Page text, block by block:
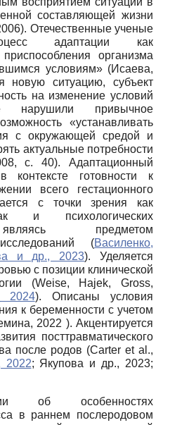
составляющей жизни
Отечественные ученые
адаптации как
организма
условиям» (Исаева,
ситуацию, субъект
на изменение условий
нарушили привычное
«устанавливать
с окружающей средой и
актуальные потребности
с. 40). Адаптационный
готовности к
всего гестационного
с точки зрения как
и психологических
предметом
(Василенко,
и др., 2023). Уделяется
с позиции клинической
(Weise, Hajek, Gross,
2024). Описаны условия
к беременности с учетом
2022 ). Акцентируется
посттравматического
после родов (Carter et al.,
2022; Якупова и др., 2023;
об особенностях
в раннем послеродовом